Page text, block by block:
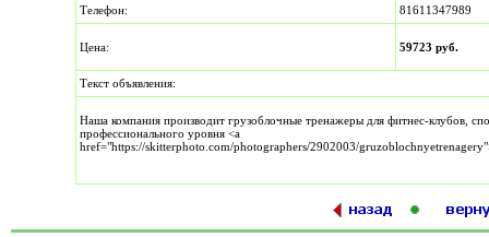
Телефон:
81611347989
Цена: 59723 руб.
Текст объявления:
Наша компания производит грузоблочные тренажеры для фитнес-клубов,
профессионального уровня <a
href="https://skitterphoto.com/photographers/2902003/